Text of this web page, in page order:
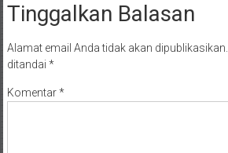
Tinggalkan Balasan
Alamat email Anda tidak akan dipublikasikan.
ditandai *
Komentar*